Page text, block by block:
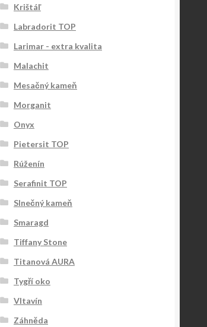
Krištáľ
Labradorit TOP
Larimar - extra kvalita
Malachit
Mesačný kameň
Morganit
Onyx
Pietersit TOP
Rúženín
Serafinit TOP
Slnečný kameň
Smaragd
Tiffany Stone
Titanová AURA
Tygří oko
Vltavín
Záhněda